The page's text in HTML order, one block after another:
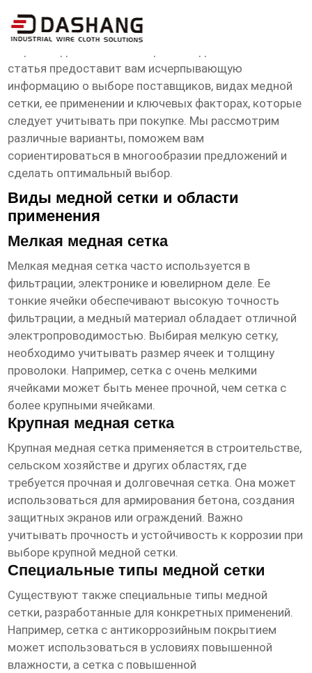
медная сетка Поставщики
статья предоставит вам исчерпывающую
информацию о выборе поставщиков, видах медной
сетки, ее применении и ключевых факторах, которые
следует учитывать при покупке. Мы рассмотрим
различные варианты, поможем вам
сориентироваться в многообразии предложений и
сделать оптимальный выбор.
Виды медной сетки и области
применения
Мелкая медная сетка
Мелкая медная сетка часто используется в
фильтрации, электронике и ювелирном деле. Ее
тонкие ячейки обеспечивают высокую точность
фильтрации, а медный материал обладает отличной
электропроводимостью. Выбирая мелкую сетку,
необходимо учитывать размер ячеек и толщину
проволоки. Например, сетка с очень мелкими
ячейками может быть менее прочной, чем сетка с
более крупными ячейками.
Крупная медная сетка
Крупная медная сетка применяется в строительстве,
сельском хозяйстве и других областях, где
требуется прочная и долговечная сетка. Она может
использоваться для армирования бетона, создания
защитных экранов или ограждений. Важно
учитывать прочность и устойчивость к коррозии при
выборе крупной медной сетки.
Специальные типы медной сетки
Существуют также специальные типы медной
сетки, разработанные для конкретных применений.
Например, сетка с антикоррозийным покрытием
может использоваться в условиях повышенной
влажности, а сетка с повышенной